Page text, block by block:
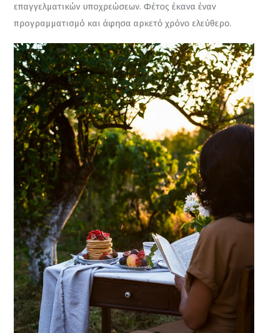
επαγγελματικών υποχρεώσεων. Φέτος έκανα έναν
προγραμματισμό και άφησα αρκετό χρόνο ελεύθερο.